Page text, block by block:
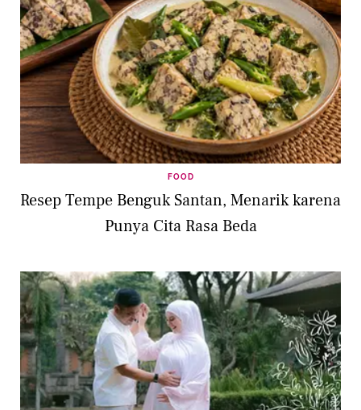
FOOD
Resep Tempe Benguk Santan, Menarik karena
Punya Cita Rasa Beda